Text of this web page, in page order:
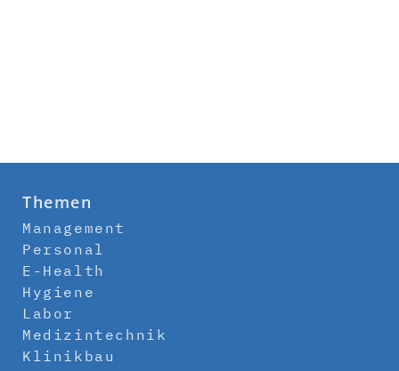
Themen
Management
Personal
E-Health
Hygiene
Labor
Medizintechnik
Klinikbau